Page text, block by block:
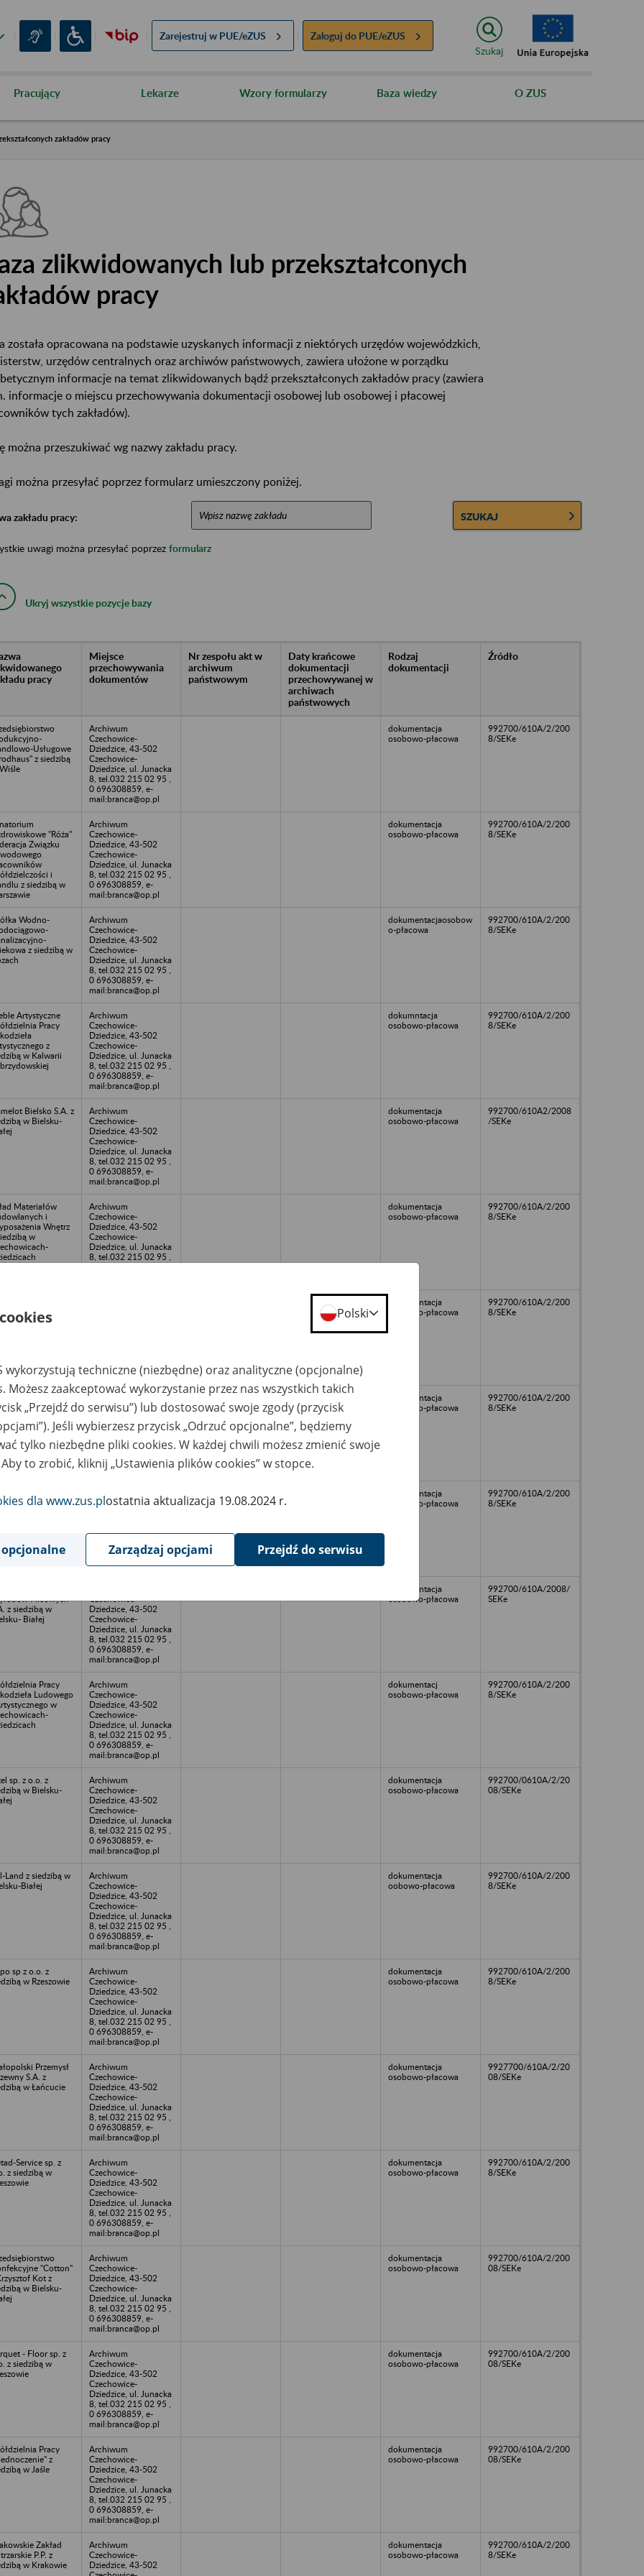
Zarejestruj w PUE/eZUS Zaloguj do PUE/eZUS
Szukaj
Pracujący Lekarze Wzory formularzy Baza wiedzy O ZUS
zakładów pracy
zlikwidowanych lub przekształconych
pracy
została opracowana na podstawie uzyskanych informacji z niektórych urzędów wojewódzkich,
urzędów centralnych oraz archiwów państwowych, zawiera ułożone w porządku
informacje na temat zlikwidowanych bądź przekształconych zakładów pracy (zawiera
informacje o miejscu przechowywania dokumentacji osobowej lub osobowej i płacowej
tych zakładów).
można przeszukiwać wg nazwy zakładu pracy.
można przesyłać poprzez formularz umieszczony poniżej.
zakładu pracy: SZUKAJ
uwagi można przesyłać poprzez formularz
Ukryj wszystkie pozycje bazy
pracy
Miejsce
przechowywania
dokumentów
Nr zespołu akt w
archiwum
państwowym
Daty krańcowe
dokumentacji
przechowywanej w
archiwach
państwowych
Rodzaj
dokumentacji
Źródło
Usługowe
z siedzibą
Archiwum
Czechowice-
Dziedzice, 43-502
Czechowice-
Dziedzice, ul. Junacka
8, tel.032 215 02 95 ,
0 696308859, e-
mail:branca@op.pl
dokumentacja
osobowo-płacowa
992700/610A/2/200
8/SEKe
"Róża"
Związku
i
z siedzibą w
Archiwum
Czechowice-
Dziedzice, 43-502
Czechowice-
Dziedzice, ul. Junacka
8, tel.032 215 02 95 ,
0 696308859, e-
mail:branca@op.pl
dokumentacja
osobowo-płacowa
992700/610A/2/200
8/SEKe
Wodno-
z siedzibą w
Archiwum
Czechowice-
Dziedzice, 43-502
Czechowice-
Dziedzice, ul. Junacka
8, tel.032 215 02 95 ,
0 696308859, e-
mail:branca@op.pl
dokumentacjaosobow
o-płacowa
992700/610A/2/200
8/SEKe
Artystyczne
Pracy
z
w Kalwarii
Archiwum
Czechowice-
Dziedzice, 43-502
Czechowice-
Dziedzice, ul. Junacka
8, tel.032 215 02 95 ,
0 696308859, e-
mail:branca@op.pl
dokumntacja
osobowo-płacowa
992700/610A/2/200
8/SEKe
Bielsko S.A. z
w Bielsku-
Archiwum
Czechowice-
Dziedzice, 43-502
Czechowice-
Dziedzice, ul. Junacka
8, tel.032 215 02 95 ,
0 696308859, e-
mail:branca@op.pl
dokumentacja
osobowo-płacowa
992700/610A2/2008
/SEKe
Materiałów
i
Wnętrz
w
Archiwum
Czechowice-
Dziedzice, 43-502
Czechowice-
Dziedzice, ul. Junacka
8, tel.032 215 02 95 ,
dokumentacja
osobowo-płacowa
992700/610A/2/200
8/SEKe
w Krakowie
mail:branca@op.pl
dokumentacja
osobowo-płacowa
992700/610A/2/200
8/SEKe
"Żyw-
z siedzibą w
Czechowice-
Czechowice-
Dziedzice, ul. Junacka
8, tel.032 215 02 95 ,
0 696308859, e-
mail:branca@op.pl
dokumentacja
osobowo-płacowa
992700/610A/2/200
8/SEKe
Czechowice-
Dziedzice, ul. Junacka
8, tel.032 215 02 95 ,
0 696308859, e-
mail:branca@op.pl
dokumentacja
osobowo-płacowa
992700/610A/2/200
8/SEKe
Filcowych
z siedzibą w
Białej
Czechowice-
Dziedzice, 43-502
Czechowice-
Dziedzice, ul. Junacka
8, tel.032 215 02 95 ,
0 696308859, e-
mail:branca@op.pl
dokumentacja
osobowo-płacowa
992700/610A/2008/
SEKe
Pracy
Ludowego
w
Archiwum
Czechowice-
Dziedzice, 43-502
Czechowice-
Dziedzice, ul. Junacka
8, tel.032 215 02 95 ,
0 696308859, e-
mail:branca@op.pl
dokumentacj
osobowo-płacowa
992700/610A/2/200
8/SEKe
sp. z o.o. z
w Bielsku-
Archiwum
Czechowice-
Dziedzice, 43-502
Czechowice-
Dziedzice, ul. Junacka
8, tel.032 215 02 95 ,
0 696308859, e-
mail:branca@op.pl
dokumentacja
osobowo-płacowa
992700/0610A/2/20
08/SEKe
Land z siedzibą w
Białej
Archiwum
Czechowice-
Dziedzice, 43-502
Czechowice-
Dziedzice, ul. Junacka
8, tel.032 215 02 95 ,
0 696308859, e-
mail:branca@op.pl
dokumentacja
oobowo-płacowa
992700/610A/2/200
8/SEKe
sp z o.o. z
w Rzeszowie
Archiwum
Czechowice-
Dziedzice, 43-502
Czechowice-
Dziedzice, ul. Junacka
8, tel.032 215 02 95 ,
0 696308859, e-
mail:branca@op.pl
dokumentacja
osobowo-płacowa
992700/610A/2/200
8/SEKe
Przemysł
S.A. z
w Łańcucie
Archiwum
Czechowice-
Dziedzice, 43-502
Czechowice-
Dziedzice, ul. Junacka
8, tel.032 215 02 95 ,
0 696308859, e-
mail:branca@op.pl
dokumentacja
osobowo-płacowa
9927700/610A/2/20
08/SEKe
Service sp. z
z siedzibą w
Archiwum
Czechowice-
Dziedzice, 43-502
Czechowice-
Dziedzice, ul. Junacka
8, tel.032 215 02 95 ,
0 696308859, e-
mail:branca@op.pl
dokumentacja
osobowo-płacowa
992700/610A/2/200
8/SEKe
"Cotton"
Kot z
w Bielsku-
Archiwum
Czechowice-
Dziedzice, 43-502
Czechowice-
Dziedzice, ul. Junacka
8, tel.032 215 02 95 ,
0 696308859, e-
mail:branca@op.pl
dokumentacja
osobowo-płacowa
992700/610A/2/200
08/SEKe
- Floor sp. z
z siedzibą w
Archiwum
Czechowice-
Dziedzice, 43-502
Czechowice-
Dziedzice, ul. Junacka
8, tel.032 215 02 95 ,
0 696308859, e-
mail:branca@op.pl
dokumentacja
osobowo-płacowa
992700/610A/2/200
08/SEKe
Pracy
z
w Jaśle
Archiwum
Czechowice-
Dziedzice, 43-502
Czechowice-
Dziedzice, ul. Junacka
8, tel.032 215 02 95 ,
0 696308859, e-
mail:branca@op.pl
dokumentacja
osobowo-płacowa
992700/610A/2/200
08/SEKe
Zakład
P.P. z
w Krakowie
Archiwum
Czechowice-
Dziedzice, 43-502
dokumentacja
osobowo-płacowa
992700/610A/2/200
8/SEKe
Polski
wykorzystują techniczne (niezbędne) oraz analityczne (opcjonalne)
Możesz zaakceptować wykorzystanie przez nas wszystkich takich
„Przejdź do serwisu”) lub dostosować swoje zgody (przycisk
Jeśli wybierzesz przycisk „Odrzuć opcjonalne”, będziemy
tylko niezbędne pliki cookies. W każdej chwili możesz zmienić swoje
to zrobić, kliknij „Ustawienia plików cookies” w stopce.
dla www.zus.plostatnia aktualizacja 19.08.2024 r.
Zarządzaj opcjami Przejdź do serwisu